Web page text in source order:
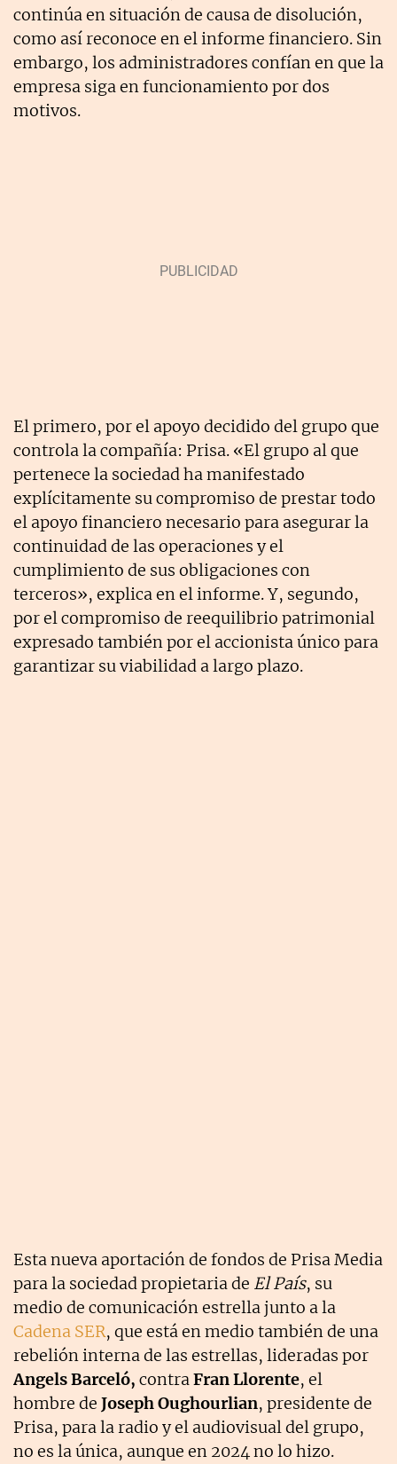
continúa en situación de causa de disolución,
como así reconoce en el informe financiero. Sin
embargo, los administradores confían en que la
empresa siga en funcionamiento por dos
motivos.
El primero, por el apoyo decidido del grupo que
controla la compañía: Prisa. «El grupo al que
pertenece la sociedad ha manifestado
explícitamente su compromiso de prestar todo
el apoyo financiero necesario para asegurar la
continuidad de las operaciones y el
cumplimiento de sus obligaciones con
terceros», explica en el informe. Y, segundo,
por el compromiso de reequilibrio patrimonial
expresado también por el accionista único para
garantizar su viabilidad a largo plazo.
Esta nueva aportación de fondos de Prisa Media
para la sociedad propietaria de El País, su
medio de comunicación estrella junto a la
Cadena SER, que está en medio también de una
rebelión interna de las estrellas, lideradas por
Angels Barceló, contraFran Llorente, el
hombre de Joseph Oughourlian, presidente de
Prisa, para la radio y el audiovisual del grupo,
no es la única, aunque en 2024 no lo hizo.